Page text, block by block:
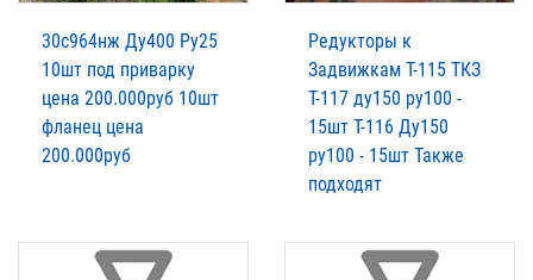
30с964нж Ду400 Ру25
10шт под приварку
цена 200.000руб 10шт
фланец цена
200.000руб
Редукторы к
Задвижкам Т-115 ТКЗ
Т-117 ду150 ру100 -
15шт Т-116 Ду150
ру100 - 15шт Также
подходят